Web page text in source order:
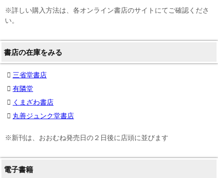
※詳しい購入方法は、各オンライン書店のサイトにてご確認くださ
い。
書店の在庫をみる
三省堂書店
有隣堂
くまざわ書店
丸善ジュンク堂書店
※新刊は、おおむね発売日の２日後に店頭に並びます
電子書籍